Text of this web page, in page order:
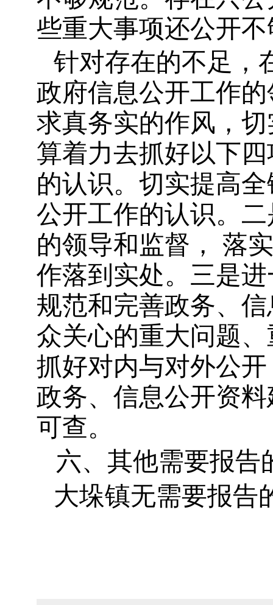
些重大事项还公开
针对存在的不足，
政府信息公开工作
求真务实的作风，
算着力去抓好以下
的认识。切实提高
公开工作的认识。
的领导和监督，
落
作落到实处。三是
规范和完善政务、
众关心的重大问题
抓好对内与对外公
政务、信息公开资
可查。
六、其他需要报告
大垛镇无需要报告